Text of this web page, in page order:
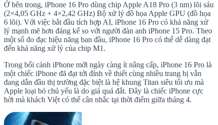
Ở bên trong, iPhone 16 Pro dùng chip Apple A18 Pro (3 nm) lõi sáu
(2×4,05 GHz + 4×2,42 GHz) Bộ xử lý đồ họa Apple GPU (đồ họa
6 lõi). Với việc bắt đầu tích hợp AI, iPhone 16 Pro có khả năng xử
lý mạnh mẽ hơn đáng kể so với người đàn anh iPhone 15 Pro. Theo
một số đo đạc hiệu năng ban đầu, iPhone 16 Pro có thể dễ dàng đạt
đến khả năng xử lý của chip M1.
Trong bối cảnh iPhone mới ngày càng ít nâng cấp, iPhone 16 Pro là
một chiếc iPhone đã đạt tới đỉnh về thiết cùng nhiều trang bị vẫn
đang dẫn đầu thị trường đặc biệt là hệ khung Titan siêu tối ưu mà
Apple loại bỏ chủ yếu là do giá quá đắt. Đây là chiếc iPhone cực
hời mà khách Việt có thể cân nhắc tại thời điểm giữa tháng 4.